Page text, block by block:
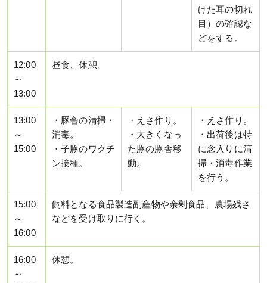
けた耳の切れ
目）の確認な
どをする。
12:00
～
13:00
昼食、休憩。
13:00
～
15:00
・豚舎の清掃・
消毒。
・子豚のワクチ
ン接種。
・えさ作り。
・大きくなっ
た豚の豚舎移
動。
・えさ作り。
・出荷後は特
に念入りに清
掃・消毒作業
を行う。
15:00
～
16:00
飼料となる食品製造副産物や余剰食品、農場残さ
などを受け取りに行く。
16:00
～
休憩。